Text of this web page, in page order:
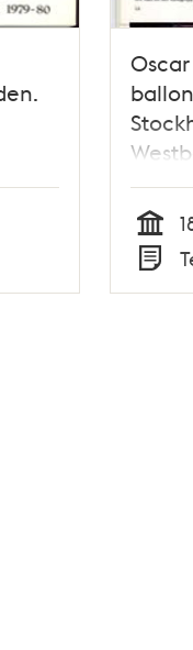
Tid
Typ